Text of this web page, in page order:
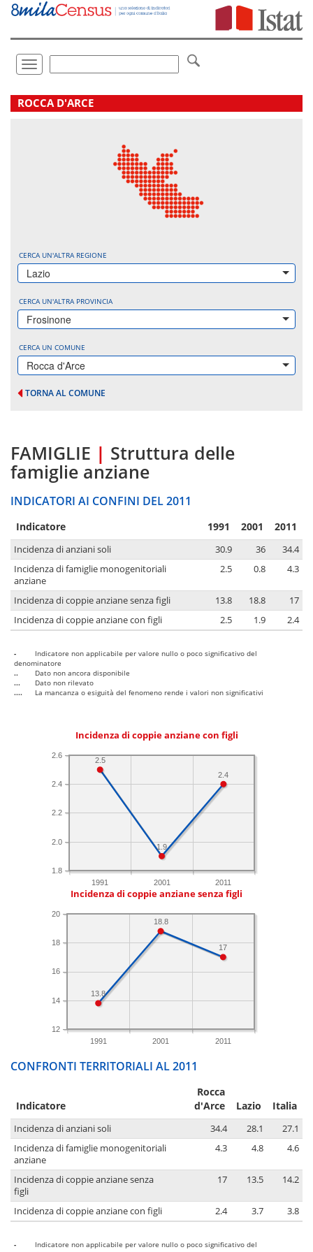
Vai
direttamente
Toggle
navigation
.
ROCCA D'ARCE
CERCA UN'ALTRA REGIONE
Lazio
CERCA UN'ALTRA PROVINCIA
Frosinone
CERCA UN COMUNE
Rocca d'Arce
TORNA AL COMUNE
FAMIGLIE | Struttura delle
famiglie anziane
INDICATORI AI CONFINI DEL 2011
Indicatore 1991 2001 2011
Incidenza di anziani soli 30.9 36
34.4
Incidenza di famiglie monogenitoriali
anziane
2.5 0.8 4.3
Incidenza di coppie anziane senza figli 13.8 18.8
17
Incidenza di coppie anziane con figli
2.5 1.9 2.4
-
Indicatore non applicabile per valore nullo o poco significativo del
denominatore
..
Dato non ancora disponibile
...
Dato non rilevato
....
La mancanza o esiguità del fenomeno rende i valori non significativi
Incidenza di coppie anziane con figli
1991 2001 2011
1.8
2.0
2.2
2.4
2.6
2.4
1.9
2.5
Incidenza di coppie anziane senza figli
1991 2001 2011
12
14
16
18
20
17
18.8
13.8
CONFRONTI TERRITORIALI AL 2011
Indicatore
Rocca
d'Arce
Lazio Italia
Incidenza di anziani soli 34.4 28.1
27.1
Incidenza di famiglie monogenitoriali
anziane
4.3 4.8 4.6
Incidenza di coppie anziane senza
figli
17 13.5 14.2
Incidenza di coppie anziane con figli 2.4 3.7 3.8
-
Indicatore non applicabile per valore nullo o poco significativo del